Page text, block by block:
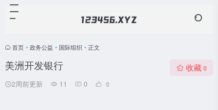
首页 • 政务公益 • 国际组织 • 正文
美洲开发银行
2周前更新 11 0 0
收藏 0